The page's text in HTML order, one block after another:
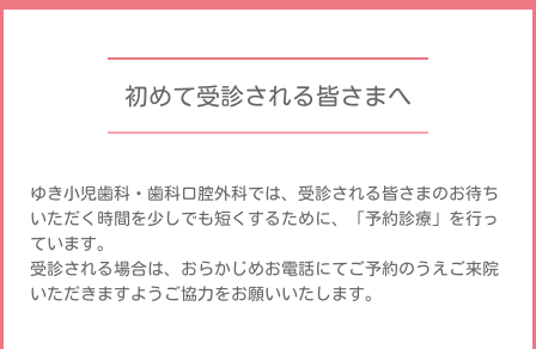
初めて受診される皆さまへ
ゆき小児歯科・歯科口腔外科では、受診される皆さまのお待ち
いただく時間を少しでも短くするために、「予約診療」を行っ
ています。
受診される場合は、おらかじめお電話にてご予約のうえご来院
いただきますようご協力をお願いいたします。